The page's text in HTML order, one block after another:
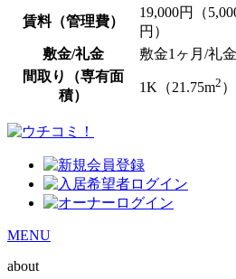
賃料（管理費）
19,000円（
円）
敷金/礼金 敷金1ヶ月/礼
間取り（専有面
積）
1K（21.75m2 ）
MENU
about